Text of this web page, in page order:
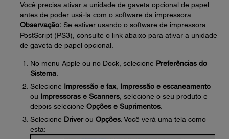
Você precisa ativar a unidade de gaveta opcional de papel
antes de poder usá-la com o software da impressora.
Observação: Se estiver usando o software de impressora
PostScript (PS3), consulte o link abaixo para ativar a unidade
de gaveta de papel opcional.
No menu Apple ou no Dock, selecione Preferências do
Sistema
Selecione Impressão e fax, Impressão e escaneamento
ou Impressoras e Scanners , selecione o seu produto e
depois selecione Opções e Suprimentos
Selecione Driverou Opções . Você verá uma tela como
esta: